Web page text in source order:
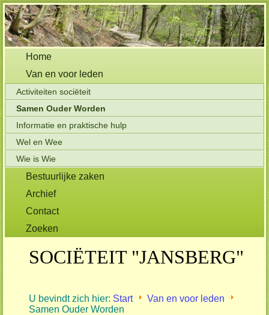
Home
Van en voor leden
Activiteiten sociëteit
Samen Ouder Worden
Informatie en praktische hulp
Wel en Wee
Wie is Wie
Bestuurlijke zaken
Archief
Contact
Zoeken
SOCIËTEIT "JANSBERG"
U bevindt zich hier: Start
Van en voor leden
Samen Ouder Worden